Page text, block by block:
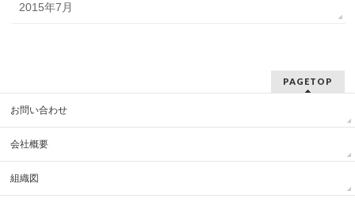
2015年7月
PAGETOP
お問い合わせ
会社概要
組織図